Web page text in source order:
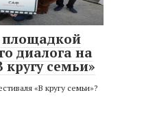
площадкой
диалога на
семьи»
«В кругу семьи»?